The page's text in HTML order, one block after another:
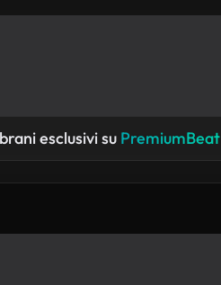
esclusivi su PremiumBeat